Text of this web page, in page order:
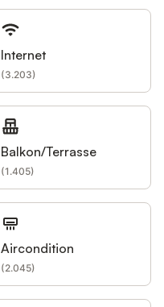
Internet
(3.203)
Balkon/Terrasse
(1.405)
Aircondition
(2.045)